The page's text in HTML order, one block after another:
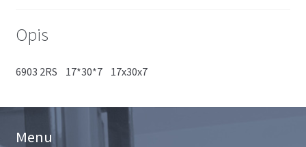
Opis
6903 2RS 17*30*7 17x30x7
Menu